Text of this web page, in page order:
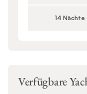
14 Nächte
Verfügbare